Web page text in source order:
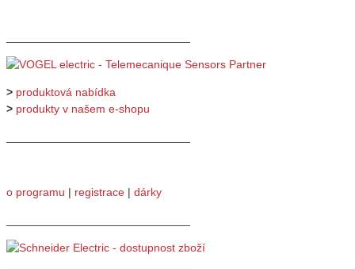
> produktová nabídka
> produkty v našem e-shopu
o programu | registrace | dárky